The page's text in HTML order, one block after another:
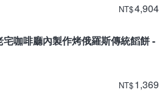
NT$4,904
咖啡廳內製作烤俄羅斯傳統饀餅 -
NT$1,369